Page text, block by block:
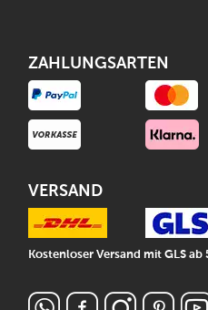
ZAHLUNGSARTEN
VERSAND
Kostenloser Versand mit GLS